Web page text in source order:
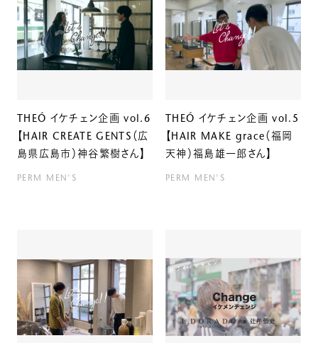
THEÓ イケチェン企画 vol.6
【HAIR CREATE GENTS（広
島県広島市）神谷繁樹さん】
PERM MEN'S
THEÓ イケチェン企画 vol.5
【HAIR MAKE grace（福岡
天神）福島雄一郎さん】
PERM MEN'S